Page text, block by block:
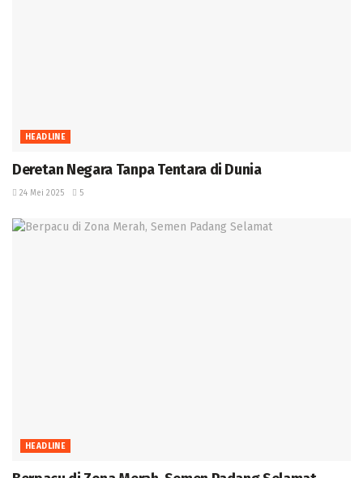
HEADLINE
Deretan Negara Tanpa Tentara di Dunia
24 Mei 2025 5
HEADLINE